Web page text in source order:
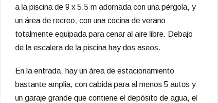
a la piscina de 9 x 5.5 m adornada con una pérgola, y
un área de recreo, con una cocina de verano
totalmente equipada para cenar al aire libre. Debajo
de la escalera de la piscina hay dos aseos.
En la entrada, hay un área de estacionamiento
bastante amplia, con cabida para al menos 5 autos y
un garaje grande que contiene el depósito de agua, el